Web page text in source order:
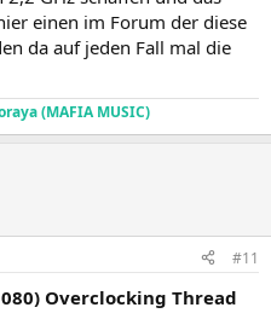
einen im Forum der diese
da auf jeden Fall mal die
(MAFIA MUSIC)
#11
Overclocking Thread